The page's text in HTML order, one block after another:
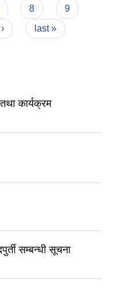
8
9
last »
कार्यक्रम
सम्बन्धी सूचना